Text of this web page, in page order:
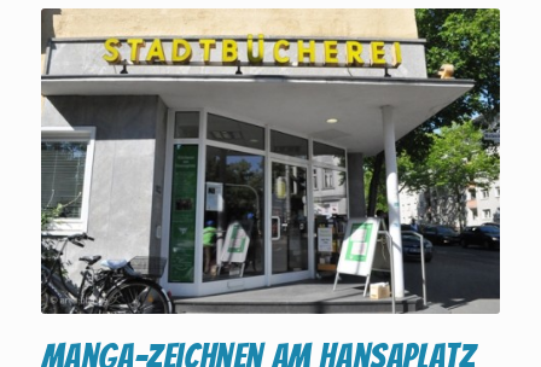
Manga-Zeichnen am Hansaplatz